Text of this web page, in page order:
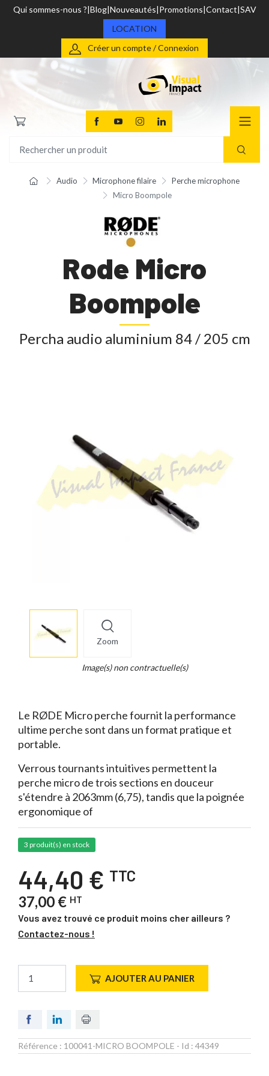
Qui sommes-nous ? Blog Nouveautés Promotions Contact SAV
LOCATION
Créer un compte / Connexion
Audio Microphone filaire
Perche microphone
Micro Boompole
Rode Micro
Boompole
Percha audio aluminium 84 / 205 cm
Zoom
info
Image(s) non contractuelle(s)
Le RØDE Micro perche fournit la performance
ultime perche sont dans un format pratique et
portable.
Verrous tournants intuitives permettent la
perche micro de trois sections en douceur
s'étendre à 2063mm (6,75), tandis que la poignée
ergonomique of
3 produit(s) en stock
44,40 € TTC
37,00 € HT
Vous avez trouvé ce produit moins cher ailleurs ?
Contactez-nous !
AJOUTER AU PANIER
Référence : 100041-MICRO BOOMPOLE - Id : 44349